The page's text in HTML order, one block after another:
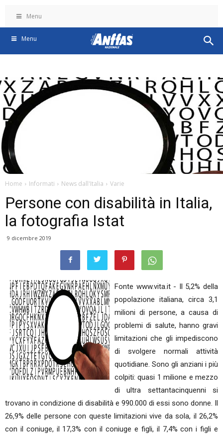
Menu
Menu
Home Informati News dall'Italia Varie
Persone con disabilità in Italia,
la fotografia Istat
9 dicembre 2019
Fonte www.vita.it - Il 5,2% della
popolazione italiana, circa 3,1
milioni di persone, a causa di
problemi di salute, hanno gravi
limitazioni che gli impediscono
di svolgere normali attività
quotidiane. Sono gli anziani i più
colpiti: quasi 1 milione e mezzo
di ultra settantacinquenni si
trovano in condizione di disabilità e 990.000 di essi sono donne. Il
26,9% delle persone con queste limitazioni vive da sola, il 26,2%
con il coniuge, il 17,3% con il coniuge e figli, il 7,4% con i figli e